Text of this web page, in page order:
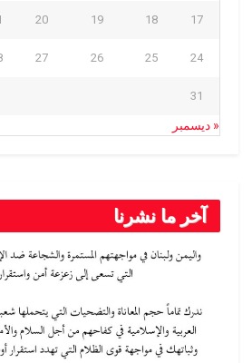
17
18
19
20
24
25
26
27
31
« ديسمبر
آخر ما نشرنا